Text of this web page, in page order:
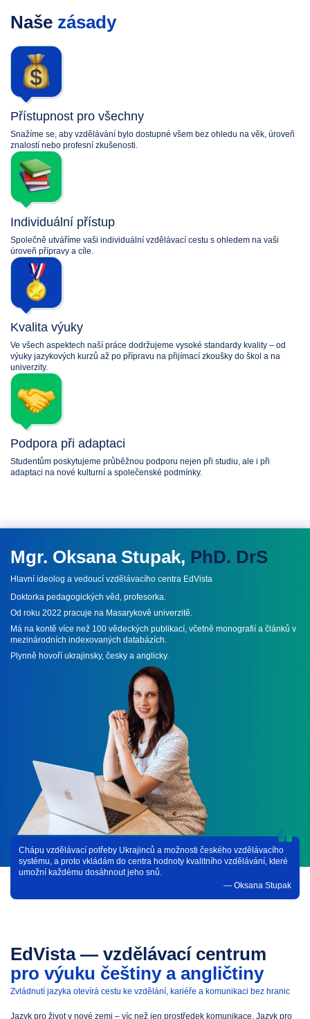
EdVista — vzdělávací centrum
pro výuku češtiny a angličtiny
Zvládnutí jazyka otevírá cestu ke vzdělání, kariéře a komunikaci bez hranic
Jazyk pro život v nové zemi – víc než jen prostředek komunikace. Jazyk pro
Naše zásady
Přístupnost pro všechny
Snažíme se, aby vzdělávání bylo dostupné všem bez ohledu na věk, úroveň
znalostí nebo profesní zkušenosti.
Individuální přístup
Společně utváříme vaši individuální vzdělávací cestu s ohledem na vaši
úroveň přípravy a cíle.
Kvalita výuky
Ve všech aspektech naší práce dodržujeme vysoké standardy kvality – od
výuky jazykových kurzů až po přípravu na přijímací zkoušky do škol a na
univerzity.
Podpora při adaptaci
Studentům poskytujeme průběžnou podporu nejen při studiu, ale i při
adaptaci na nové kulturní a společenské podmínky.
Mgr. Oksana Stupak, PhD. DrS
Hlavní ideolog a vedoucí vzdělávacího centra EdVista
Doktorka pedagogických věd, profesorka.
Od roku 2022 pracuje na Masarykově univerzitě.
Má na kontě více než 100 vědeckých publikací, včetně monografií a článků v
mezinárodních indexovaných databázích.
Plynně hovoří ukrajinsky, česky a anglicky.
Chápu vzdělávací potřeby Ukrajinců a možnosti českého vzdělávacího
systému, a proto vkládám do centra hodnoty kvalitního vzdělávání, které
umožní každému dosáhnout jeho snů.
— Oksana Stupak